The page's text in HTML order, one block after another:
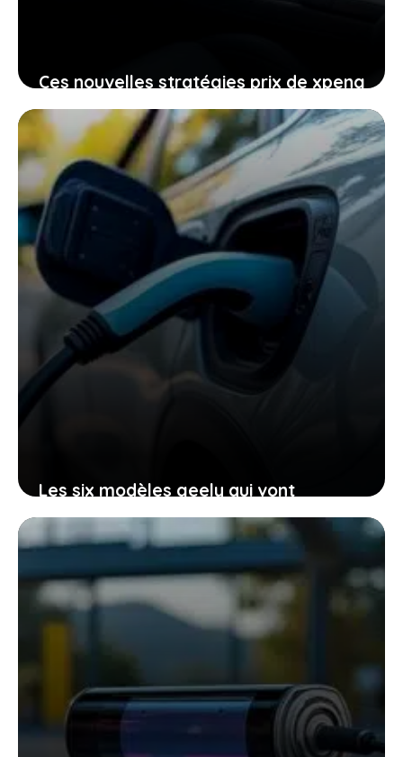
Ces nouvelles stratégies prix de xpeng
contre le modèle y de tesla
pourraient-elles vous intéresser
24 janvier 2026
Les six modèles geely qui vont
redéfinir votre expérience électrique
sur le marché français
23 janvier 2026